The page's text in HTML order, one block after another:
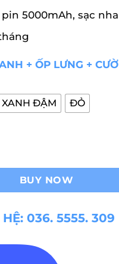
5000mAh, sạc
+ ỐP LƯNG +
XANH ĐẬM ĐỎ
128GB số lượng
BUY NOW
036. 5555. 309